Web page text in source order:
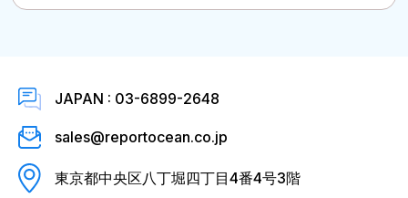
JAPAN : 03-6899-2648
sales@reportocean.co.jp
東京都中央区八丁堀四丁目4番4号3階